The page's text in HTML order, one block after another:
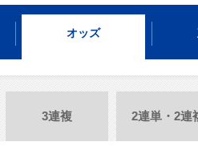
オッズ
3連複 2連単・2連